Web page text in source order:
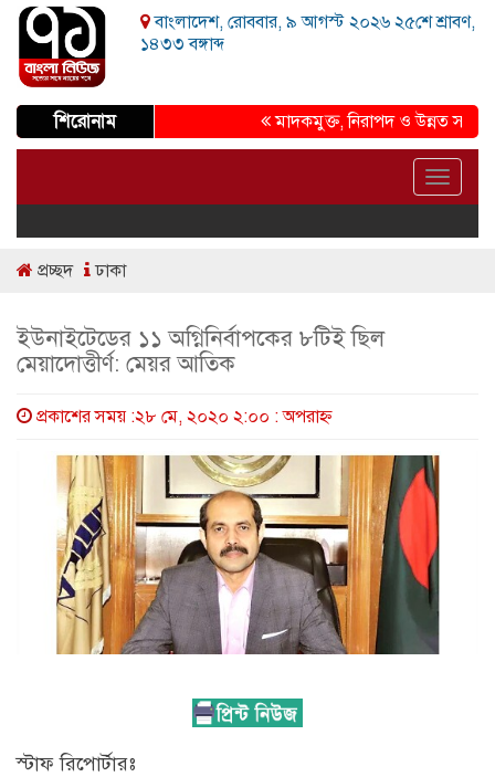
বাংলাদেশ, রোববার, ৯ আগস্ট ২০২৬ ২৫শে শ্রাবণ,
১৪৩৩ বঙ্গাব্দ
শিরোনাম মাদকমুক্ত, নিরাপদ ও উন্নত সমাজ
Toggle
প্রচ্ছদ ঢাকা
ইউনাইটেডের ১১ অগ্নিনির্বাপকের ৮টিই ছিল
মেয়াদোত্তীর্ণ: মেয়র আতিক
প্রকাশের সময় :২৮ মে, ২০২০ ২:০০ : অপরাহ্ণ
স্টাফ রিপোর্টারঃ